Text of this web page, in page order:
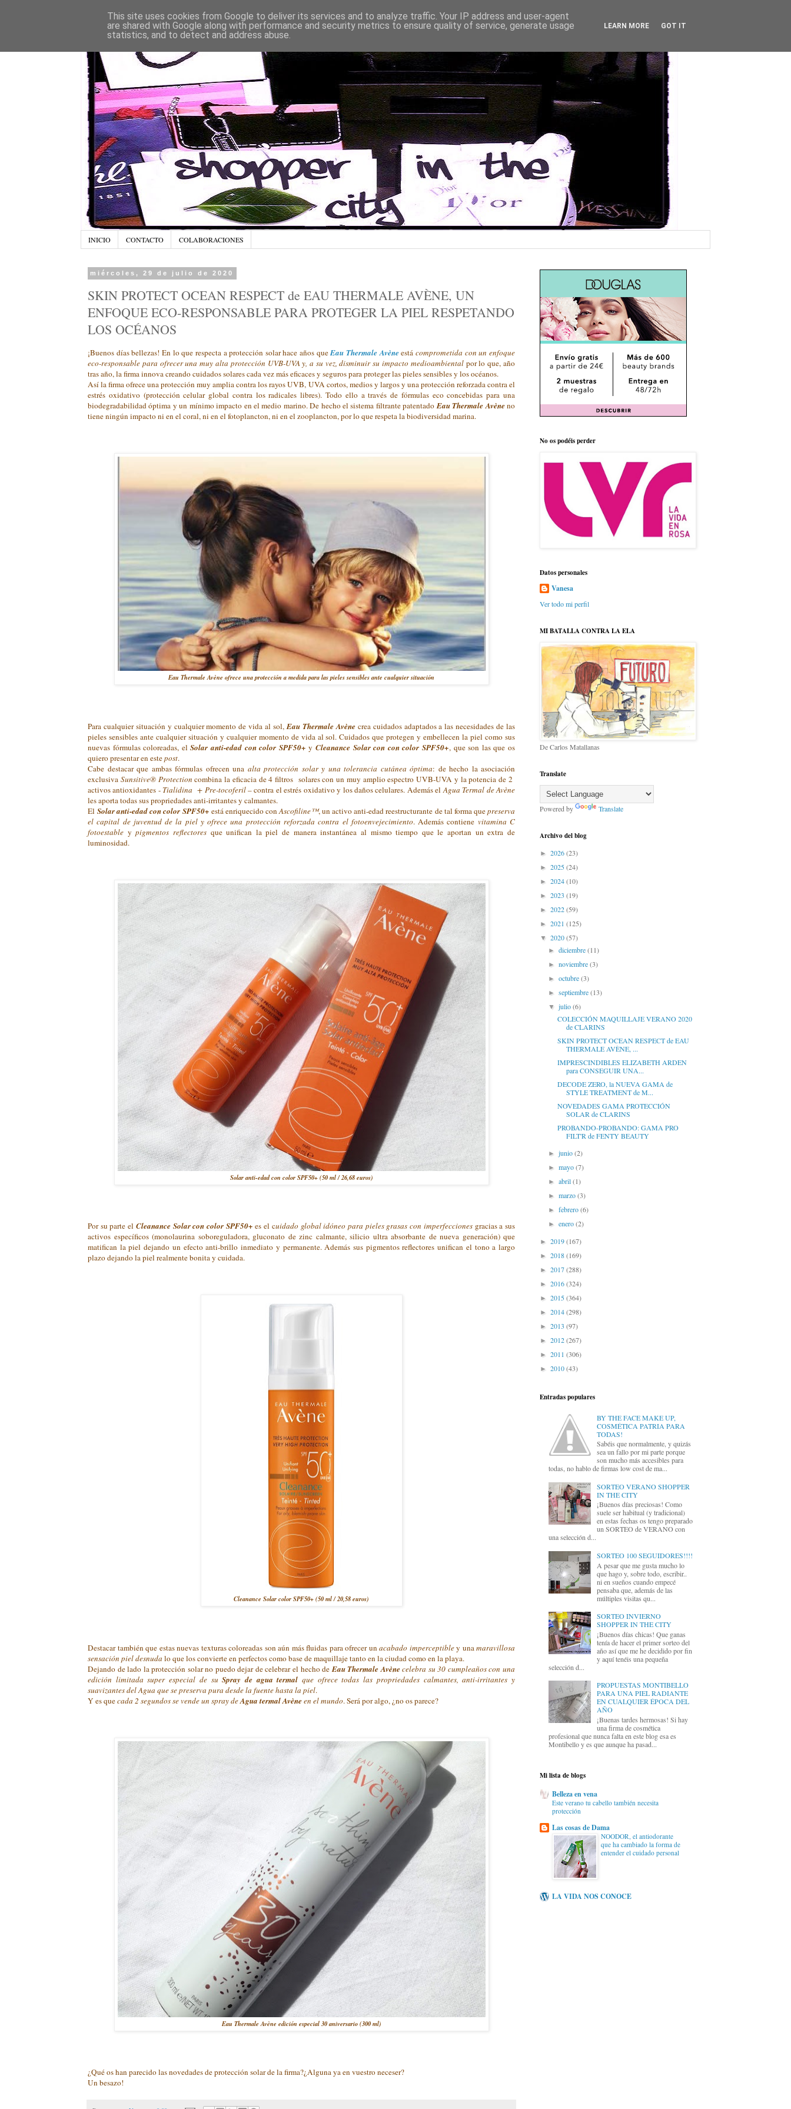
INICIO CONTACTO COLABORACIONES
miércoles, 29 de julio de 2020
SKIN PROTECT OCEAN RESPECT de EAU THERMALE AVÈNE, UN
ENFOQUE ECO-RESPONSABLE PARA PROTEGER LA PIEL RESPETANDO
LOS OCÉANOS
¡Buenos días bellezas! En lo que respecta a protección solar hace años queEau Thermale Avèneestácomprometida con un enfoque
eco-responsable para ofrecer una muy alta protección UVB-UVA y, a su vez, disminuir su impacto medioambientalpor lo que, año
tras año, la firma innova creando cuidados solares cada vez más eficaces y seguros para proteger las pieles sensibles y los océanos.
Así la firma ofrece una protección muy amplia contra los rayos UVB, UVA cortos, medios y largos y una protección reforzada contra el
estrés oxidativo (protección celular global contra los radicales libres). Todo ello a través de fórmulas eco concebidas para una
biodegradabilidad óptima y un mínimo impacto en el medio marino. De hecho el sistema filtrante patentadoEau Thermale Avèneno
tiene ningún impacto ni en el coral, ni en el fotoplancton, ni en el zooplancton, por lo que respeta la biodiversidad marina.
Eau Thermale Avène ofrece una protección a medida para las pieles sensibles ante cualquier situación
Para cualquier situación y cualquier momento de vida al sol,Eau Thermale Avènecrea cuidados adaptados a las necesidades de las
pieles sensibles ante cualquier situación y cualquier momento de vida al sol. Cuidados que protegen y embellecen la piel como sus
nuevas fórmulas coloreadas, elSolar anti-edad con color SPF50+ yCleanance Solar con con color SPF50+, que son las que os
quiero presentar en estepost.
Cabe destacar que ambas fórmulas ofrecen una alta protección solar y una tolerancia cutánea óptima: de hecho la asociación
exclusiva Sunsitive® Protection combina la eficacia de 4 filtros solares con un muy amplio espectro UVB-UVA y la potencia de 2
activos antioxidantes - Tialidina + Pre-tocoferil– contra el estrés oxidativo y los daños celulares. Además elAgua Termal de Avène
les aporta todas sus propriedades anti-irritantes y calmantes.
ElSolar anti-edad con color SPF50+ está enriquecido conAscofiline™, un activo anti-edad reestructurante de tal forma quepreserva
el capital de juventud de la piel y ofrece una protección reforzada contra el fotoenvejecimiento. Además contiene vitamina C
fotoestable ypigmentos reflectores que unifican la piel de manera instantánea al mismo tiempo que le aportan un extra de
luminosidad.
Solar anti-edad con color SPF50+ (50 ml / 26,68 euros)
Por su parte el Cleanance Solar con color SPF50+ es el cuidado global idóneo para pieles grasas con imperfeccionesgracias a sus
activos específicos (monolaurina soboreguladora, gluconato de zinc calmante, silicio ultra absorbante de nueva generación) que
matifican la piel dejando un efecto anti-brillo inmediato y permanente. Además sus pigmentos reflectores unifican el tono a largo
plazo dejando la piel realmente bonita y cuidada.
Cleanance Solar color SPF50+ (50 ml / 20,58 euros)
Destacar también que estas nuevas texturas coloreadas son aún más fluidas para ofrecer unacabado imperceptibley unamaravillosa
sensación piel desnuda lo que los convierte en perfectos como base de maquillaje tanto en la ciudad como en la playa.
Dejando de lado la protección solar no puedo dejar de celebrar el hecho deEau Thermale Avènecelebra su 30 cumpleaños con una
edición limitada super especial de suSpray de agua termal que ofrece todas las propriedades calmantes, anti-irritantes y
suavizantes del Agua que se preserva pura desde la fuente hasta la piel.
Y es quecada 2 segundos se vende un spray deAgua termal Avèneen el mundo. Será por algo, ¿no os parece?
Eau Thermale Avène edición especial 30 aniversario (300 ml)
¿Qué os han parecido las novedades de protección solar de la firma?¿Alguna ya en vuestro neceser?
Un besazo!
No os podéis perder
Datos personales
Vanesa
Ver todo mi perfil
MI BATALLA CONTRA LA ELA
De Carlos Matallanas
Translate
Powered by Translate
Archivo del blog
► 2026(23)
► 2025(24)
► 2024(10)
► 2023 (19)
► 2022(59)
► 2021 (125)
▼ 2020(57)
►diciembre(11)
►noviembre(3)
►octubre(3)
►septiembre(13)
▼julio(6)
COLECCIÓN MAQUILLAJE VERANO 2020
de CLARINS
SKIN PROTECT OCEAN RESPECT de EAU
THERMALE AVÈNE, ...
IMPRESCINDIBLES ELIZABETH ARDEN
para CONSEGUIR UNA...
DECODE ZERO, la NUEVA GAMA de
STYLE TREATMENT de M...
NOVEDADES GAMA PROTECCIÓN
SOLAR de CLARINS
PROBANDO-PROBANDO: GAMA PRO
FILT'R de FENTY BEAUTY
►junio(2)
►mayo(7)
►abril(1)
►marzo(3)
►febrero(6)
►enero(2)
► 2019(167)
► 2018(169)
► 2017(288)
► 2016(324)
► 2015(364)
► 2014(298)
► 2013 (97)
► 2012(267)
► 2011 (306)
► 2010(43)
Entradas populares
BY THE FACE MAKE UP,
COSMÉTICA PATRIA PARA
TODAS!
Sabéis que normalmente, y quizás
sea un fallo por mi parte porque
son mucho más accesibles para
todas, no hablo de firmas low cost de ma...
SORTEO VERANO SHOPPER
IN THE CITY
¡Buenos días preciosas! Como
suele ser habitual (y tradicional)
en estas fechas os tengo preparado
un SORTEO de VERANO con
una selección d...
SORTEO 100 SEGUIDORES!!!!
A pesar que me gusta mucho lo
que hago y, sobre todo, escribir..
ni en sueños cuando empecé
pensaba que, además de las
múltiples visitas qu...
SORTEO INVIERNO
SHOPPER IN THE CITY
¡Buenos días chicas! Que ganas
tenía de hacer el primer sorteo del
año así que me he decidido por fin
y aquí tenéis una pequeña
selección d...
PROPUESTAS MONTIBELLO
PARA UNA PIEL RADIANTE
EN CUALQUIER ÉPOCA DEL
AÑO
¡Buenas tardes hermosas! Si hay
una firma de cosmética
profesional que nunca falta en este blog esa es
Montibello y es que aunque ha pasad...
Mi lista de blogs
Belleza en vena
Este verano tu cabello también necesita
protección
Las cosas de Dama
NOODOR, el antiodorante
que ha cambiado la forma de
entender el cuidado personal
LA VIDA NOS CONOCE
This site uses cookies from Google to deliver its services and to analyze traffic. Your IP address and user-agent
are shared with Google along with performance and security metrics to ensure quality of service, generate usage
statistics, and to detect and address abuse.
LEARN MORE GOT IT